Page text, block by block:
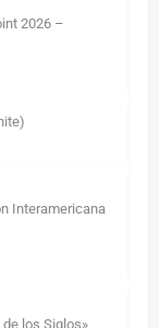
2026 –
Interamericana
los Siglos»